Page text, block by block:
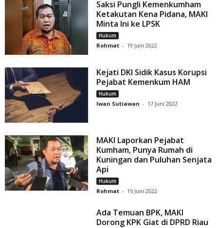
Saksi Pungli Kemenkumham
Ketakutan Kena Pidana, MAKI
Minta Ini ke LPSK
Hukum
Rohmat - 19 Juni 2022
Kejati DKI Sidik Kasus Korupsi
Pejabat Kemenkum HAM
Hukum
Iwan Sutiawan - 17 Juni 2022
MAKI Laporkan Pejabat
Kumham, Punya Rumah di
Kuningan dan Puluhan Senjata
Api
Hukum
Rohmat - 15 Juni 2022
Ada Temuan BPK, MAKI
Dorong KPK Giat di DPRD Riau